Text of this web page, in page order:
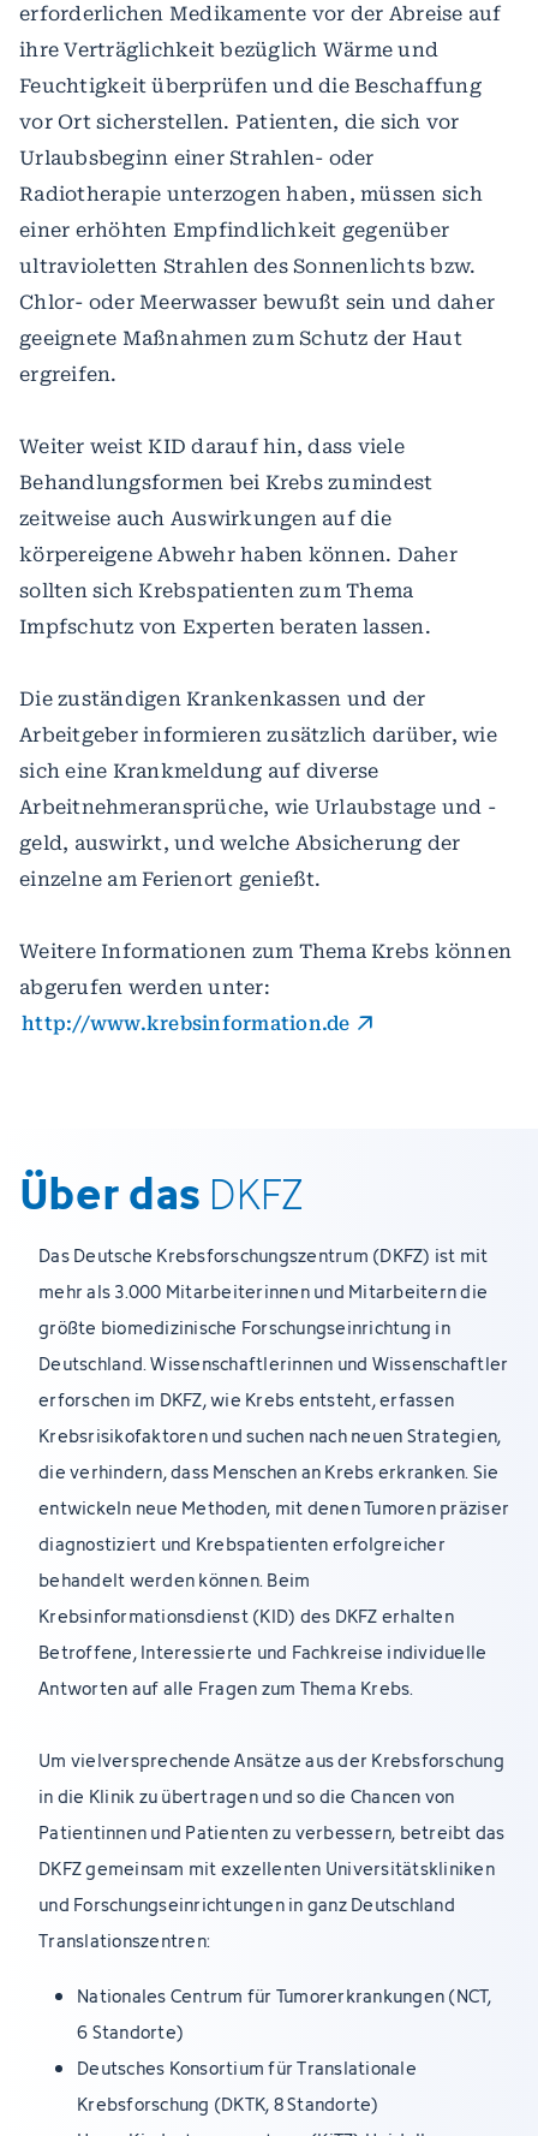
erforderlichen Medikamente vor der Abreise auf
ihre Verträglichkeit bezüglich Wärme und
Feuchtigkeit überprüfen und die Beschaffung
vor Ort sicherstellen. Patienten, die sich vor
Urlaubsbeginn einer Strahlen- oder
Radiotherapie unterzogen haben, müssen sich
einer erhöhten Empfindlichkeit gegenüber
ultravioletten Strahlen des Sonnenlichts bzw.
Chlor- oder Meerwasser bewußt sein und daher
geeignete Maßnahmen zum Schutz der Haut
ergreifen.
Weiter weist KID darauf hin, dass viele
Behandlungsformen bei Krebs zumindest
zeitweise auch Auswirkungen auf die
körpereigene Abwehr haben können. Daher
sollten sich Krebspatienten zum Thema
Impfschutz von Experten beraten lassen.
Die zuständigen Krankenkassen und der
Arbeitgeber informieren zusätzlich darüber, wie
sich eine Krankmeldung auf diverse
Arbeitnehmeransprüche, wie Urlaubstage und -
geld, auswirkt, und welche Absicherung der
einzelne am Ferienort genießt.
Weitere Informationen zum Thema Krebs können
abgerufen werden unter:
http://www.krebsinformation.de
Über das DKFZ
Das Deutsche Krebsforschungszentrum (DKFZ) ist mit
mehr als 3.000 Mitarbeiterinnen und Mitarbeitern die
größte biomedizinische Forschungseinrichtung in
Deutschland. Wissenschaftlerinnen und Wissenschaftler
erforschen im DKFZ, wie Krebs entsteht, erfassen
Krebsrisikofaktoren und suchen nach neuen Strategien,
die verhindern, dass Menschen an Krebs erkranken. Sie
entwickeln neue Methoden, mit denen Tumoren präziser
diagnostiziert und Krebspatienten erfolgreicher
behandelt werden können. Beim
Krebsinformationsdienst (KID) des DKFZ erhalten
Betroffene, Interessierte und Fachkreise individuelle
Antworten auf alle Fragen zum Thema Krebs.
Um vielversprechende Ansätze aus der Krebsforschung
in die Klinik zu übertragen und so die Chancen von
Patientinnen und Patienten zu verbessern, betreibt das
DKFZ gemeinsam mit exzellenten Universitätskliniken
und Forschungseinrichtungen in ganz Deutschland
Translationszentren:
Nationales Centrum für Tumorerkrankungen (NCT,
6 Standorte)
Deutsches Konsortium für Translationale
Krebsforschung (DKTK, 8 Standorte)